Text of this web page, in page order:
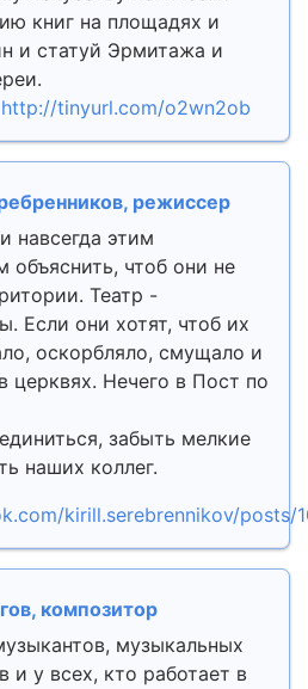
книг на площадях и
и статуй Эрмитажа и
http://tinyurl.com/o2wn2ob
режиссер
навсегда этим
объяснить, чтоб они не
Театр -
Если они хотят, чтоб их
оскорбляло, смущало и
церквях. Нечего в Пост по
забыть мелкие
наших коллег.
kirill.serebrennikov/posts/
композитор
музыкальных
и у всех, кто работает в